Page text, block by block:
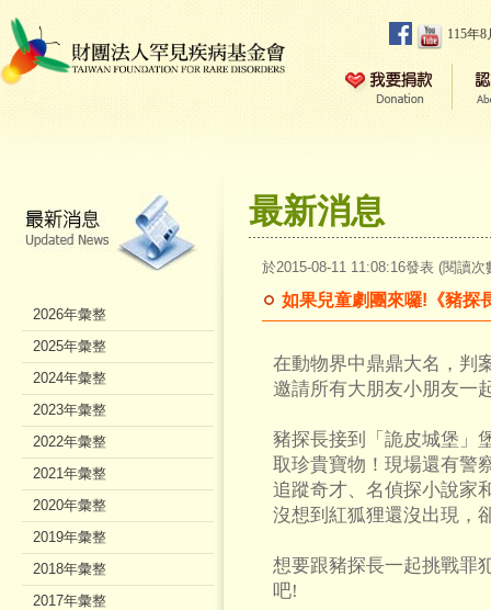
115年
最新消息
於2015-08-11 11:08:16發表 (閱讀次
如果兒童劇團來囉!《豬探
在動物界中鼎鼎大名，判
邀請所有大朋友小朋友一
豬探長接到「詭皮城堡」
取珍貴寶物！現場還有警
追蹤奇才、名偵探小說家
沒想到紅狐狸還沒出現
想要跟豬探長一起挑戰罪
吧!
2026年彙整
2025年彙整
2024年彙整
2023年彙整
2022年彙整
2021年彙整
2020年彙整
2019年彙整
2018年彙整
2017年彙整